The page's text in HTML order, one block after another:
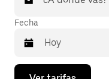
Fecha
Presiona